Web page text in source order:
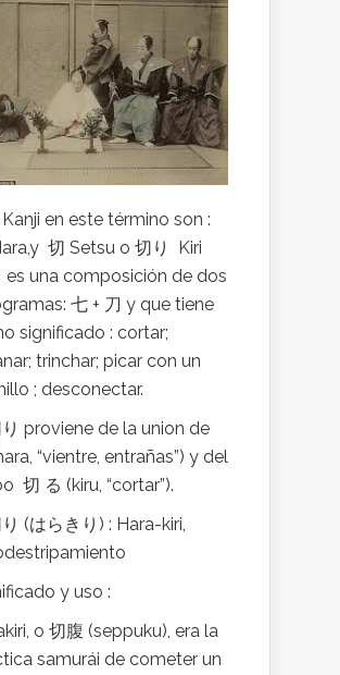
en este término son :
切 Setsu o 切り Kiri
una composición de dos
七 + 刀 y que tiene
significado : cortar;
trinchar; picar con un
; desconectar.
proviene de la union de
“vientre, entrañas”) y del
切 る (kiru, “cortar”).
(はらきり) : Hara-kiri,
y uso :
o 切腹 (seppuku), era la
samurái de cometer un